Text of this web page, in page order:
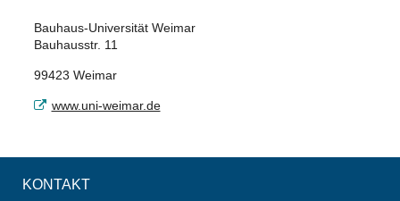
Bauhaus-Universität Weimar
Bauhausstr. 11
99423 Weimar
www.uni-weimar.de
KONTAKT